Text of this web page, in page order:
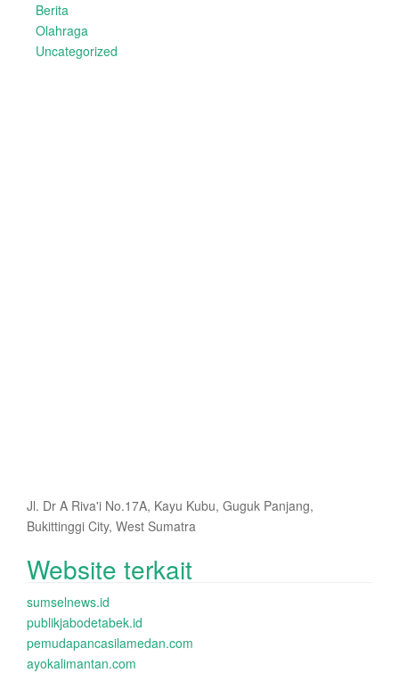
Berita
Olahraga
Uncategorized
Jl. Dr A Riva'i No.17A, Kayu Kubu, Guguk Panjang,
Bukittinggi City, West Sumatra
Website terkait
sumselnews.id
publikjabodetabek.id
pemudapancasilamedan.com
ayokalimantan.com